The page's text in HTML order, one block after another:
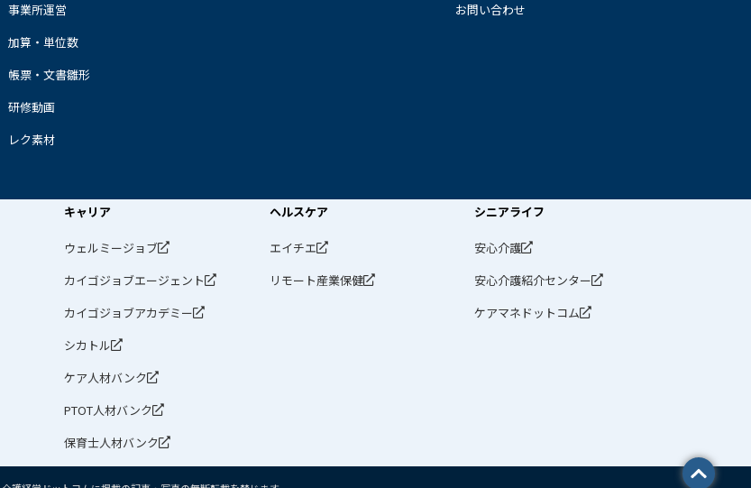
事業所運営
加算・単位数
帳票・文書雛形
研修動画
レク素材
お問い合わせ
キャリア
ウェルミージョブ
カイゴジョブエージェント
カイゴジョブアカデミー
シカトル
ケア人材バンク
PTOT人材バンク
保育士人材バンク
ヘルスケア
エイチエ
リモート産業保健
シニアライフ
安心介護
安心介護紹介センター
ケアマネドットコム